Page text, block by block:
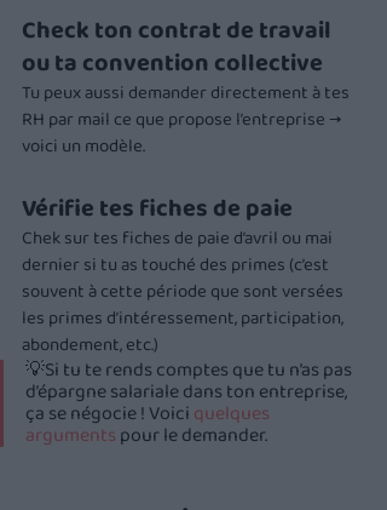
Check ton contrat de travail
ou ta convention collective
Tu peux aussi demander directement à tes
RH par mail ce que propose l’entreprise →
voici un modèle.
Vérifie tes fiches de paie
Chek sur tes fiches de paie d’avril ou mai
dernier si tu as touché des primes (c’est
souvent à cette période que sont versées
les primes d’intéressement, participation,
abondement, etc.)
💡Si tu te rends comptes que tu n’as pas
d’épargne salariale dans ton entreprise,
ça se négocie ! Voici quelques
arguments pour le demander.